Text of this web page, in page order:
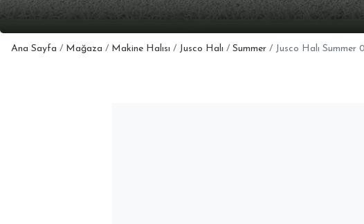
Ana Sayfa / Mağaza / Makine Halısı / Jusco Halı / Summer / Jusco Halı Summer